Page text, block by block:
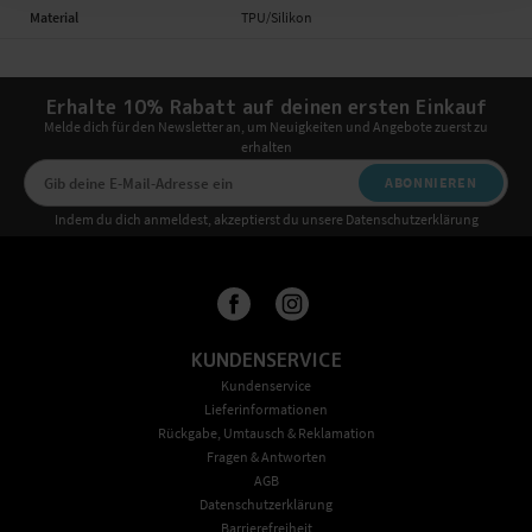
Material TPU/Silikon
Erhalte 10% Rabatt auf deinen ersten Einkauf
Melde dich für den Newsletter an, um Neuigkeiten und Angebote zuerst zu
erhalten
ABONNIEREN
Indem du dich anmeldest, akzeptierst du unsere Datenschutzerklärung
KUNDENSERVICE
Kundenservice
Lieferinformationen
Rückgabe, Umtausch & Reklamation
Fragen & Antworten
AGB
Datenschutzerklärung
Barrierefreiheit